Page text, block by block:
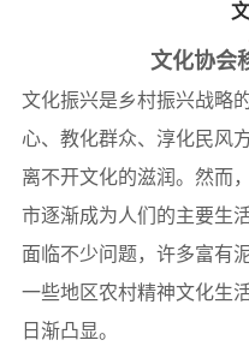
生态振兴
组织振兴
委局办应
辅助产品
文化协会
文化振兴是乡村振兴战略
心、教化群众、淳化民风
离不开文化的滋润。然而
市逐渐成为人们的主要生
面临不少问题，许多富有
一些地区农村精神文化生
日渐凸显。